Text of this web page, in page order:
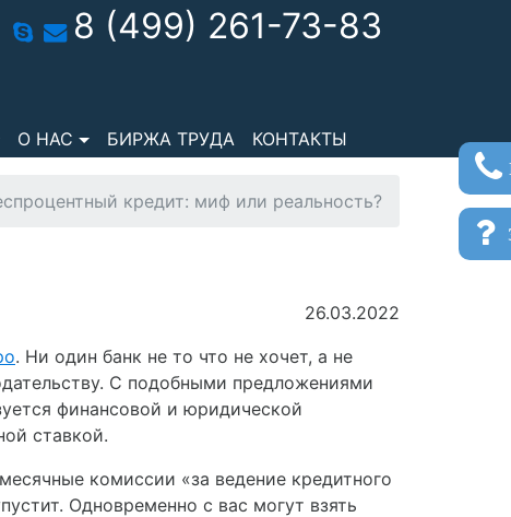
8 (499) 261-73-83
О НАС БИРЖА ТРУДА КОНТАКТЫ
кредит: миф или реальность?
26.03.2022
. Ни один банк не то что не хочет, а не
С подобными предложениями
финансовой и юридической
ставкой.
комиссии «за ведение кредитного
Одновременно с вас могут взять